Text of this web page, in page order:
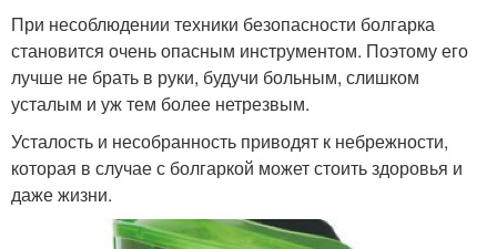
При несоблюдении техники безопасности болгарка
становится очень опасным инструментом. Поэтому его
лучше не брать в руки, будучи больным, слишком
усталым и уж тем более нетрезвым.
Усталость и несобранность приводят к небрежности,
которая в случае с болгаркой может стоить здоровья и
даже жизни.